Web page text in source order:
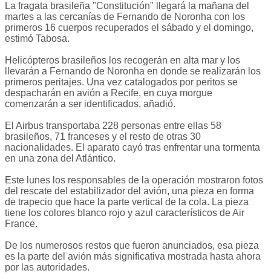
La fragata brasileña "Constitución" llegará la mañana del
martes a las cercanías de Fernando de Noronha con los
primeros 16 cuerpos recuperados el sábado y el domingo,
estimó Tabosa.
Helicópteros brasileños los recogerán en alta mar y los
llevarán a Fernando de Noronha en donde se realizarán los
primeros peritajes. Una vez catalogados por peritos se
despacharán en avión a Recife, en cuya morgue
comenzarán a ser identificados, añadió.
El Airbus transportaba 228 personas entre ellas 58
brasileños, 71 franceses y el resto de otras 30
nacionalidades. El aparato cayó tras enfrentar una tormenta
en una zona del Atlántico.
Este lunes los responsables de la operación mostraron fotos
del rescate del estabilizador del avión, una pieza en forma
de trapecio que hace la parte vertical de la cola. La pieza
tiene los colores blanco rojo y azul característicos de Air
France.
De los numerosos restos que fueron anunciados, esa pieza
es la parte del avión más significativa mostrada hasta ahora
por las autoridades.